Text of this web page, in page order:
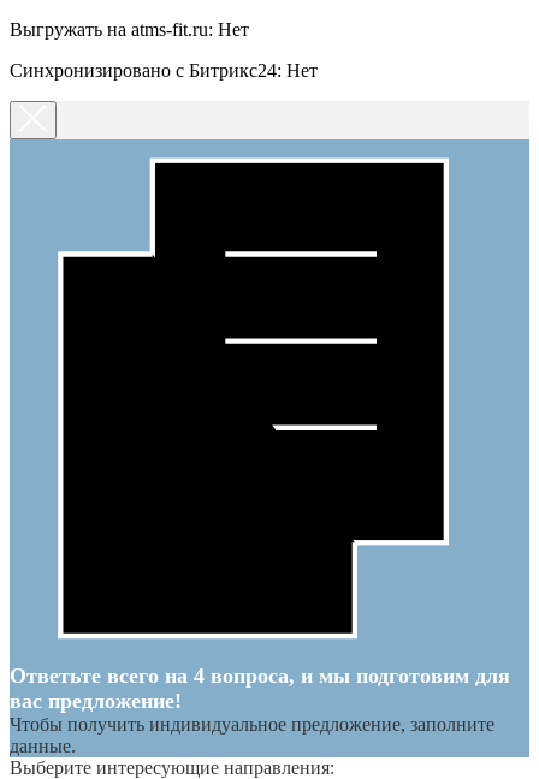
Выгружать на atms-fit.ru: Нет
Синхронизировано с Битрикс24: Нет
Ответьте всего на 4 вопроса, и мы подготовим для
вас предложение!
Чтобы получить индивидуальное предложение, заполните
данные.
Выберите интересующие направления: